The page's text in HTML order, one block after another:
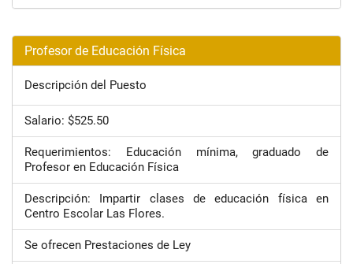
Profesor de Educación Física
Descripción del Puesto
Salario: $525.50
Requerimientos: Educación mínima, graduado de
Profesor en Educación Física
Descripción: Impartir clases de educación física en
Centro Escolar Las Flores.
Se ofrecen Prestaciones de Ley